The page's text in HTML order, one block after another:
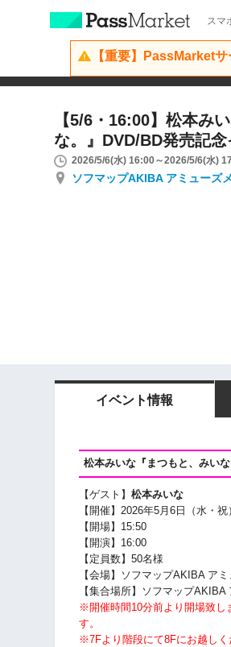
スマ
【重要】PassMarket
【5/6・16:00】松本み
な。』DVD/BD発売記念
2026/5/6(水) 16:00～2026/5/6(水)
ソフマップAKIBA アミューズ
イベント情報
松本みいな『まつもと、みい
【ゲスト】 松本みいな
【開催】2026年5月6日（水・祝
【開場】15:50
【開演】16:00
【定員数】50名様
【会場】ソフマップAKIBA ア
【集合場所】ソフマップ
※開催時間10分前より開場致し
す。
※7Fより階段にて8Fにお越しく